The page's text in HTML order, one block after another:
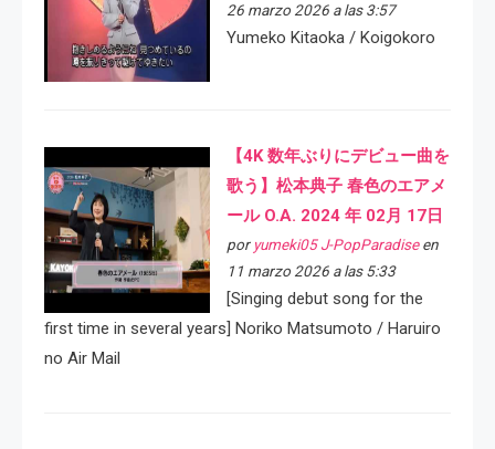
26 marzo 2026 a las 3:57
Yumeko Kitaoka / Koigokoro
【4K 数年ぶりにデビュー曲を
歌う】松本典子 春色のエアメ
ール O.A. 2024 年 02月 17日
por yumeki05 J-PopParadiseen
11 marzo 2026 a las 5:33
[Singing debut song for the
first time in several years] Noriko Matsumoto / Haruiro
no Air Mail